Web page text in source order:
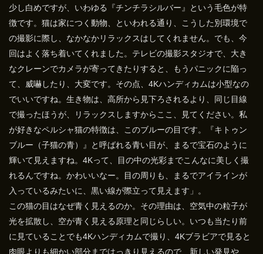
少し白めですが、いわゆる『チンチラシルバー』という毛色が特
徴です。猫は家につく動物、といわれる通り、こうした別環境で
の撮影に際し、なかなかリラックスはしてくれません。でも、今
回はよく落ち着いてくれました。テレビの撮影スタジオで、大き
なクレーンでカメラが寄ってきたりすると、もうパニックに陥っ
て、威嚇したり、大変です。その点、4Kハンディカムは小型なの
でいいですね。生き物は、高所から見下ろされるより、同じ目線
で撮ったほうが、リラックスしますからここ、見てください。私
が好きなペルシャ猫の特徴は、このブルーの目です。『キトゥン
ブルー（子猫の青）』と呼ばれる青い目が、まるで宝石のように
輝いて見えますね。4Kって、目の中の光彩までこんなに美しく撮
れるんですね。かわいいなー。目の周りも、まるでアイラインが
入っているみたいに、黒い線が際立って見えます」。
この猫の目はなぜ青く見えるのか。その理由は、空気中の粒子が
光を拡散し、空が青く見える原理と同じらしい。いつも当たり前
に見ていることでも4Kハンディカムで撮り、4Kブラビアで見ると
肉眼よりも細かい部分まではっきり見えるので、新しい発見や、